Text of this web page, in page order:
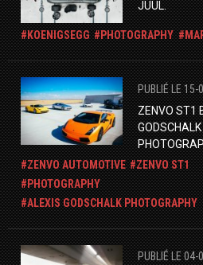
JUUL.
KOENIGSEGG PHOTOGRAPHY
PUBLIÉ LE
ZENVO ST1
GODSCHALK
ZENVO AUTOMOTIVE
ZENVO ST1
PHOTOGRAPHY
ALEXIS GODSCHALK PHOTOGRAPHY
PUBLIÉ LE